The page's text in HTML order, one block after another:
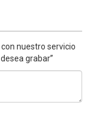
nuestro servicio
grabar”